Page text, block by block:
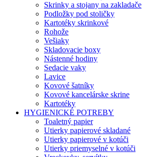
Skrinky a stojany na zakladače
Podložky pod stoličky
Kartotéky skrinkové
Rohože
Vešiaky
Skladovacie boxy
Nástenné hodiny
Sedacie vaky
Lavice
Kovové šatníky
Kovové kancelárske skrine
Kartotéky
HYGIENICKÉ POTREBY
Toaletný papier
Utierky papierové skladané
Utierky papierové v kotúči
Utierky priemyselné v kotúči